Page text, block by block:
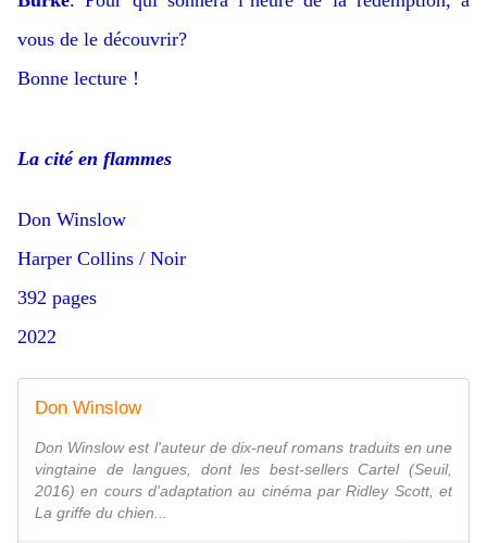
vous de le découvrir?
Bonne lecture !
La cité en flammes
Don Winslow
Harper Collins / Noir
392 pages
2022
Don Winslow
Don Winslow est l'auteur de dix-neuf romans traduits en une
vingtaine de langues, dont les best-sellers Cartel (Seuil,
2016) en cours d'adaptation au cinéma par Ridley Scott, et
La griffe du chien...